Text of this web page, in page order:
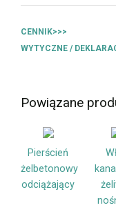
CENNIK>>>
WYTYCZNE /
Powiązane
Pierścień
żelbetonowy
odciążający